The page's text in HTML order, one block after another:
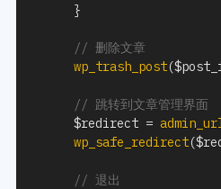
}
// 删除文章
wp_trash_post(
// 跳转到文章管理界面
$redirect = admin_url
wp_safe_redirect(
// 退出